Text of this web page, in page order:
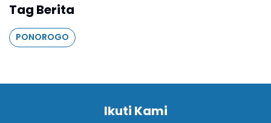
Tag Berita
PONOROGO
Ikuti Kami